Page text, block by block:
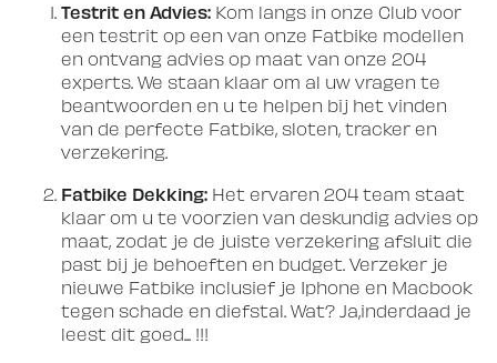
Testrit en Advies: Kom langs in onze Club voor
een testrit op een van onze Fatbike modellen
en ontvang advies op maat van onze 204
experts. We staan klaar om al uw vragen te
beantwoorden en u te helpen bij het vinden
van de perfecte Fatbike, sloten, tracker en
verzekering.
Fatbike Dekking: Het ervaren 204 team staat
klaar om u te voorzien van deskundig advies op
maat, zodat je de juiste verzekering afsluit die
past bij je behoeften en budget. Verzeker je
nieuwe Fatbike inclusief je Iphone en Macbook
tegen schade en diefstal. Wat? Ja,inderdaad je
leest dit goed... !!!